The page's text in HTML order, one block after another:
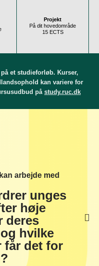
Projekt
På dit hovedområde
15 ECTS
et studieforløb. Kurser,
kan variere for
på study.ruc.dk
arbejde med
unges
høje
deres
hvilke
får det for